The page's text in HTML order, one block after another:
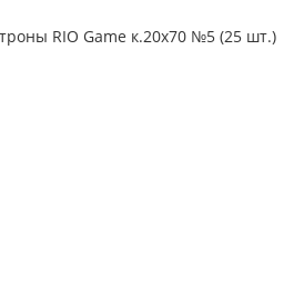
RIO Game к.20х70 №5 (25 шт.)